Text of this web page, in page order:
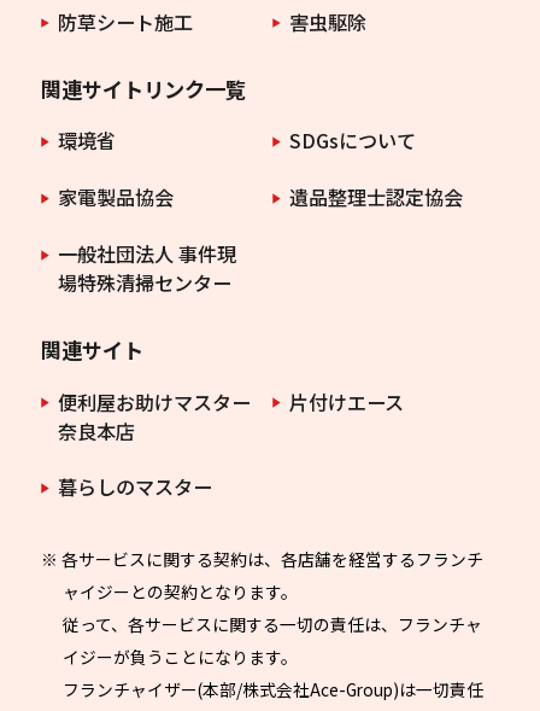
防草シート施工
害虫駆除
関連サイトリンク一覧
環境省
SDGsについて
家電製品協会
遺品整理士認定協会
一般社団法人 事件現
場特殊清掃センター
関連サイト
便利屋お助けマスター
奈良本店
片付けエース
暮らしのマスター
※ 各サービスに関する契約は、各店舗を経営するフランチ
ャイジーとの契約となります。
従って、各サービスに関する一切の責任は、フランチャ
イジーが負うことになります。
フランチャイザー(本部/株式会社Ace-Group)は一切責任